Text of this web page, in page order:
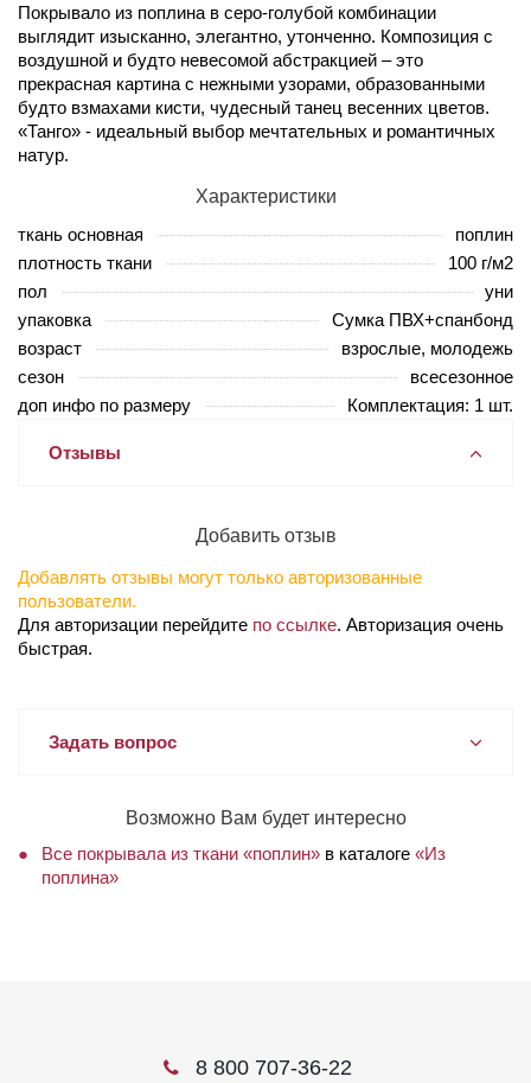
Покрывало из поплина в серо-голубой комбинации
выглядит изысканно, элегантно, утонченно. Композиция с
воздушной и будто невесомой абстракцией – это
прекрасная картина с нежными узорами, образованными
будто взмахами кисти, чудесный танец весенних цветов.
«Танго» - идеальный выбор мечтательных и романтичных
натур.
Характеристики
ткань основная
поплин
плотность ткани
100 г/м2
пол
уни
упаковка
Сумка ПВХ+спанбонд
возраст
взрослые, молодежь
сезон
всесезонное
доп инфо по размеру
Комплектация: 1 шт.
Отзывы
Добавить отзыв
Добавлять отзывы могут только авторизованные
пользователи.
Для авторизации перейдите по ссылке. Авторизация очень
быстрая.
Задать вопрос
Возможно Вам будет интересно
Все покрывала из ткани «поплин» в каталоге «Из
поплина»
8 800 707-36-22